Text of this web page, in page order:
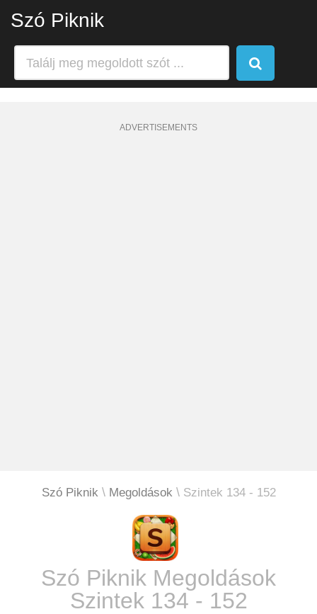
Szó Piknik
ADVERTISEMENTS
Szó Piknik Megoldások Szintek 134 - 152
Szó Piknik Megoldások
Szintek 134 - 152